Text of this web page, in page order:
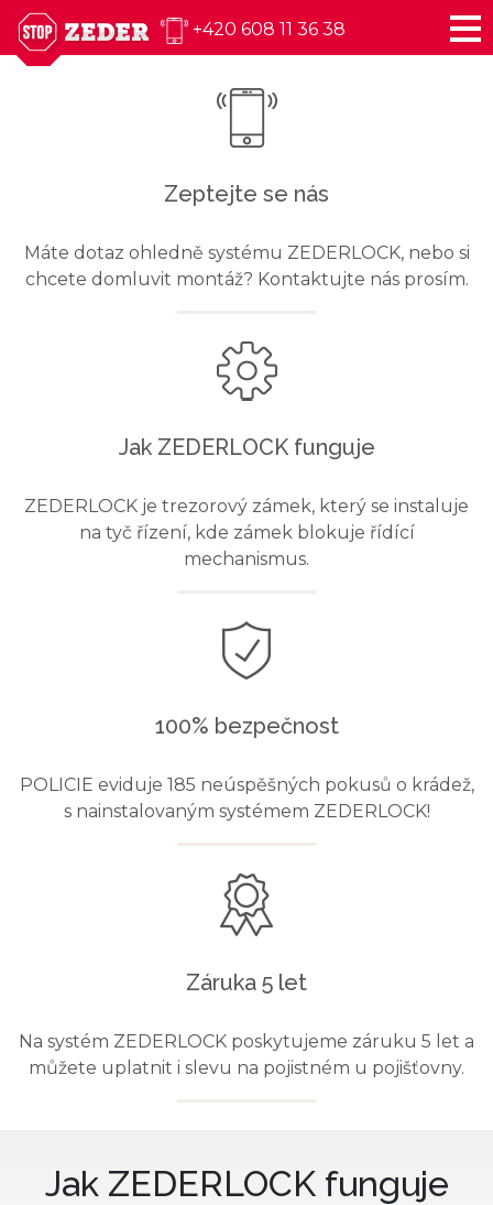
+420 608 11 36 38
Zeptejte se nás
Máte dotaz ohledně systému ZEDERLOCK, nebo si
chcete domluvit montáž? Kontaktujte nás prosím.
Jak ZEDERLOCK funguje
ZEDERLOCK je trezorový zámek, který se instaluje
na tyč řízení, kde zámek blokuje řídící
mechanismus.
100% bezpečnost
POLICIE eviduje 185 neúspěšných pokusů o krádež,
s nainstalovaným systémem ZEDERLOCK!
Záruka 5 let
Na systém ZEDERLOCK poskytujeme záruku 5 let a
můžete uplatnit i slevu na pojistném u pojišťovny.
Jak ZEDERLOCK funguje